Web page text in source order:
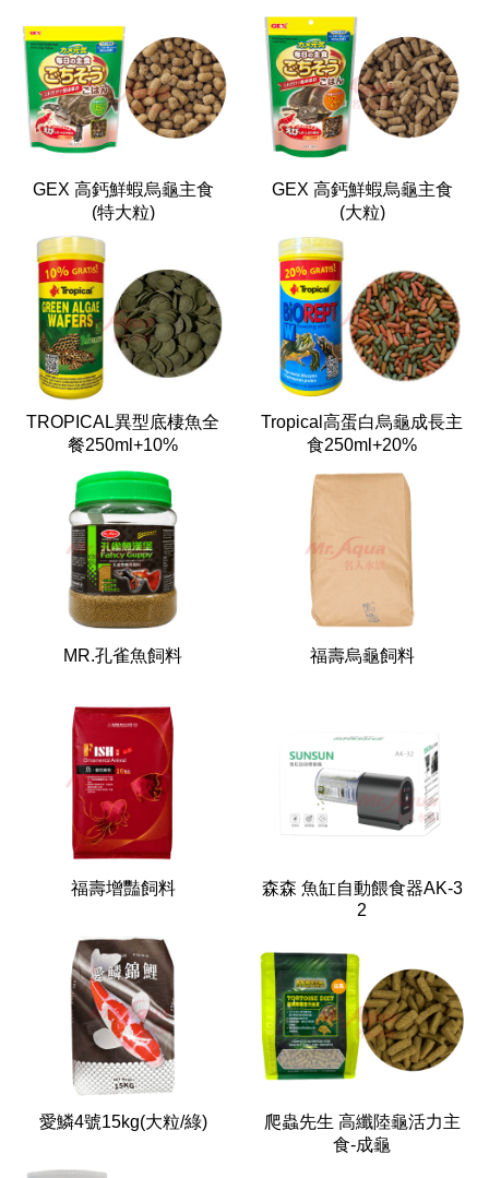
GEX 高鈣鮮蝦烏龜主食
(特大粒)
GEX 高鈣鮮蝦烏龜主食
(大粒)
TROPICAL異型底棲魚全
餐250ml+10%
Tropical高蛋白烏龜成長主
食250ml+20%
MR.孔雀魚飼料 福壽烏龜飼料
福壽增豔飼料
森森 魚缸自動餵食器AK-3
2
愛鱗4號15kg(大粒/綠)
爬蟲先生 高纖陸龜活力主
食-成龜